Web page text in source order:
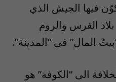
فيها الجيش الذي
الفرس والروم
المال” فى “المدينة”.
الى “الكوفة” هو